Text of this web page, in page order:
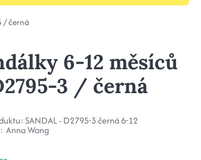
/ černá
6-12 měsíců
3 / černá
SANDAL - D2795-3 černá 6-12
Anna Wang